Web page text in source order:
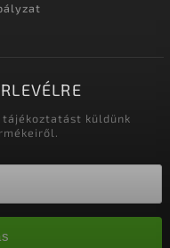
küldünk